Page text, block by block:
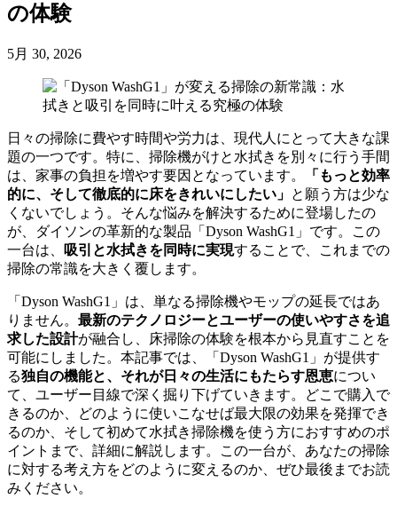
の体験
5月 30, 2026
日々の掃除に費やす時間や労力は、現代人にとって大きな課
題の一つです。特に、掃除機がけと水拭きを別々に行う手間
は、家事の負担を増やす要因となっています。
「もっと効率
的に、そして徹底的に床をきれいにしたい」 と願う方は少な
くないでしょう。そんな悩みを解決するために登場したの
が、ダイソンの革新的な製品「Dyson WashG1」です。この
一台は、
吸引と水拭きを同時に実現することで、これまでの
掃除の常識を大きく覆します。
「Dyson WashG1」は、単なる掃除機やモップの延長ではあ
りません。 最新のテクノロジーとユーザーの使いやすさを追
求した設計が融合し、床掃除の体験を根本から見直すことを
可能にしました。本記事では、「Dyson WashG1」が提供す
る独自の機能と、それが日々の生活にもたらす恩恵につい
て、ユーザー目線で深く掘り下げていきます。どこで購入で
きるのか、どのように使いこなせば最大限の効果を発揮でき
るのか、そして初めて水拭き掃除機を使う方におすすめのポ
イントまで、詳細に解説します。この一台が、あなたの掃除
に対する考え方をどのように変えるのか、ぜひ最後までお読
みください。